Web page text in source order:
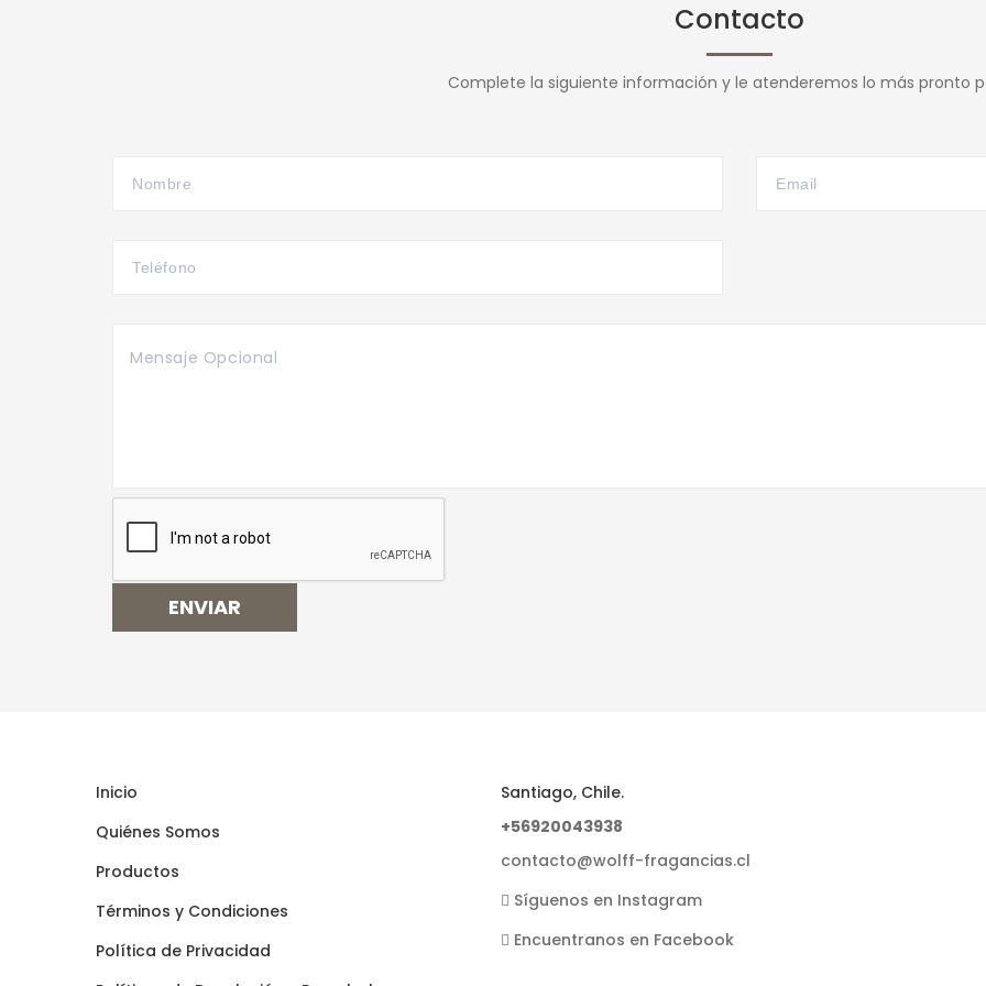
Contacto
Complete la siguiente información y le atenderemos lo más pronto
ENVIAR
Inicio
Quiénes Somos
Productos
Términos y Condiciones
Polí­tica de Privacidad
Santiago, Chile.
+56920043938
contacto@wolff-fragancias.cl
Síguenos en Instagram
Encuentranos en Facebook